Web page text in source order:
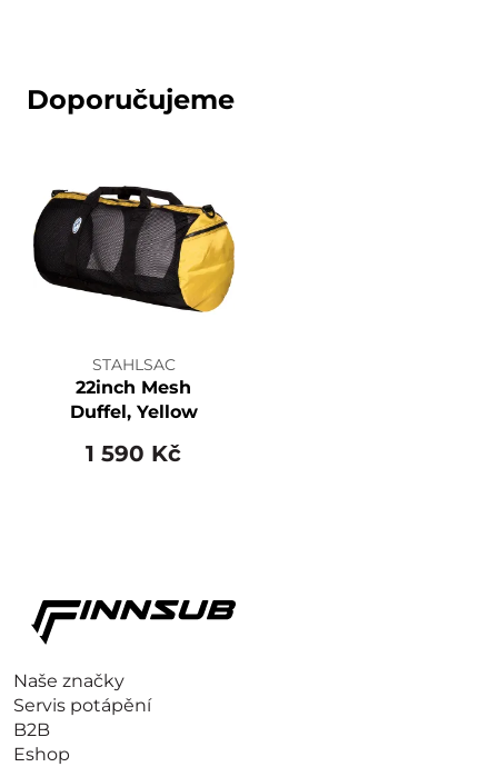
Doporučujeme
STAHLSAC
22inch Mesh
Duffel, Yellow
1 590 Kč
Naše značky
Servis potápění
B2B
Eshop